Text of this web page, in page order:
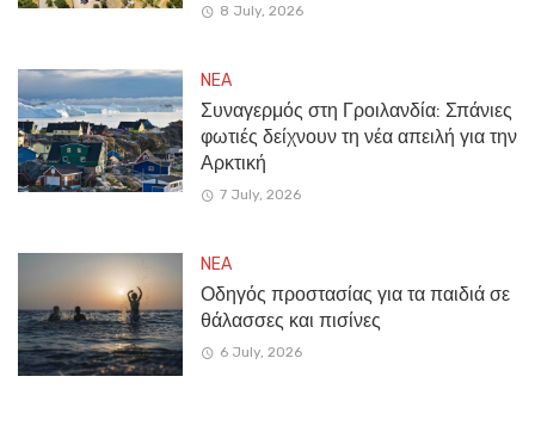
8 July, 2026
NEA
Συναγερμός στη Γροιλανδία: Σπάνιες
φωτιές δείχνουν τη νέα απειλή για την
Αρκτική
7 July, 2026
NEA
Οδηγός προστασίας για τα παιδιά σε
θάλασσες και πισίνες
6 July, 2026